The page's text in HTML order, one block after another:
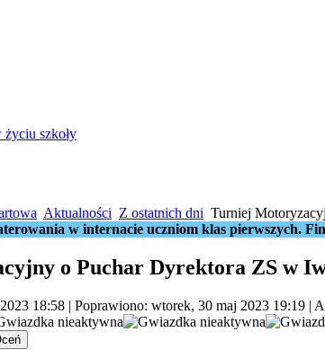
życiu szkoły
Aktualności Z ostatnich dni Turniej
w internacie uczniom klas pierwszych.
o Puchar Dyrektora ZS w
18:58 | Poprawiono: wtorek, 30 maj 2023 19:19 |